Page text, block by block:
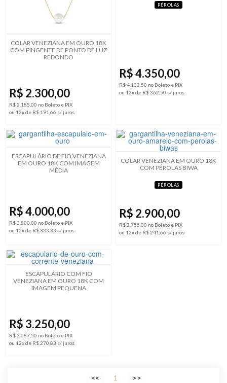
COLAR VENEZIANA EM OURO 18K
COM PINGENTE DE PONTO DE LUZ
REDONDO
R$ 2.185,00 no Boleto e PIX
ou 12x de R$ 191,66 s/ juros
R$ 2.300,00
PÉROLAS
R$ 4.132,50 no Boleto e PIX
ou 12x de R$ 362,50 s/ juros
R$ 4.350,00
ESCAPULÁRIO DE FIO VENEZIANA
EM OURO 18K COM IMAGEM
MÉDIA
R$ 3.800,00 no Boleto e PIX
ou 12x de R$ 333,33 s/ juros
R$ 4.000,00
PÉROLAS
COLAR VENEZIANA EM OURO 18K
COM PÉROLAS BIWA
R$ 2.755,00 no Boleto e PIX
ou 12x de R$ 241,66 s/ juros
R$ 2.900,00
ESCAPULÁRIO COM FIO
VENEZIANA EM OURO 18K COM
IMAGEM PEQUENA
R$ 3.087,50 no Boleto e PIX
ou 12x de R$ 270,83 s/ juros
R$ 3.250,00
1